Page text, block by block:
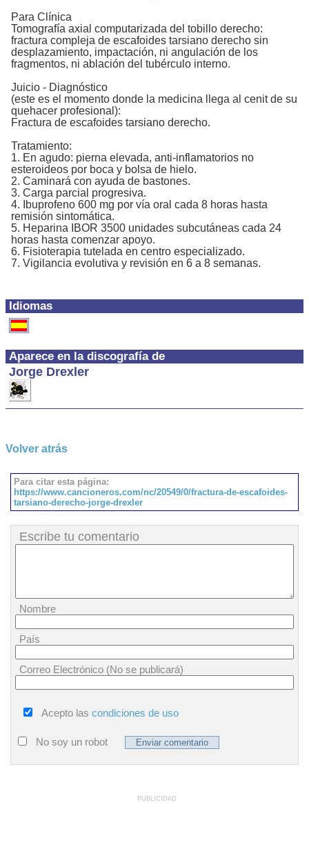
Idiomas
Aparece en la discografía de
Jorge Drexler
Para Clínica
Tomografía axial computarizada del tobillo derecho:
fractura compleja de escafoides tarsiano derecho sin
desplazamiento, impactación, ni angulación de los
fragmentos, ni ablación del tubérculo interno.
Juicio - Diagnóstico
(este es el momento donde la medicina llega al cenit de su
quehacer profesional):
Fractura de escafoides tarsiano derecho.
Tratamiento:
1. En agudo: pierna elevada, anti-inflamatorios no
esteroideos por boca y bolsa de hielo.
2. Caminará con ayuda de bastones.
3. Carga parcial progresiva.
4. Ibuprofeno 600 mg por vía oral cada 8 horas hasta
remisión sintomática.
5. Heparina IBOR 3500 unidades subcutáneas cada 24
horas hasta comenzar apoyo.
6. Fisioterapia tutelada en centro especializado.
7. Vigilancia evolutiva y revisión en 6 a 8 semanas.
Volver atrás
Para citar esta página:
https://www.cancioneros.com/nc/20549/0/fractura-de-escafoides-
tarsiano-derecho-jorge-drexler
Escribe tu comentario
Nombre
País
Correo Electrónico (No se publicará)
Acepto las condiciones de uso
No soy un robot
PUBLICIDAD